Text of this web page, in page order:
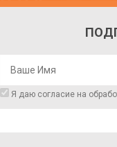
Я даю согласие на